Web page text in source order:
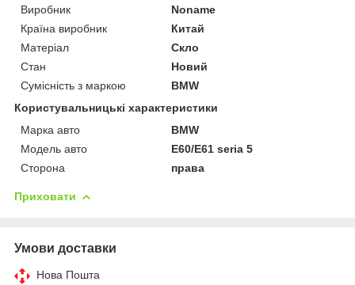
Виробник
Noname
Країна виробник
Китай
Матеріал
Скло
Стан
Новий
Сумісність з маркою
BMW
Користувальницькі характеристики
Марка авто
BMW
Модель авто
E60/E61 seria 5
Сторона
права
Приховати
Умови доставки
Нова Пошта